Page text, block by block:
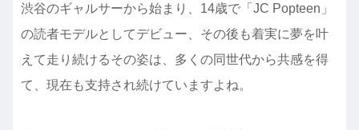
渋谷のギャルサーから始まり、14歳で「JC Popteen」
の読者モデルとしてデビュー、その後も着実に夢を叶
えて走り続けるその姿は、多くの同世代から共感を得
て、現在も支持され続けていますよね。